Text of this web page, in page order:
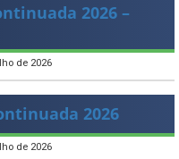
2026 –
de 2026
2026
de 2026